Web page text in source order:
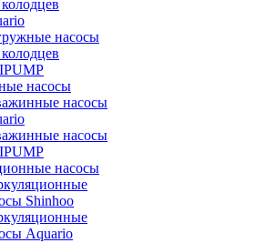
насосы
насосы
насосы
насосы
насосы
Shinhoo
Aquario